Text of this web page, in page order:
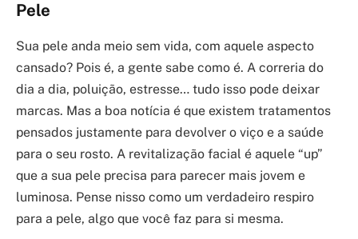
Pele
Sua pele anda meio sem vida, com aquele aspecto
cansado? Pois é, a gente sabe como é. A correria do
dia a dia, poluição, estresse… tudo isso pode deixar
marcas. Mas a boa notícia é que existem tratamentos
pensados justamente para devolver o viço e a saúde
para o seu rosto. A revitalização facial é aquele “up”
que a sua pele precisa para parecer mais jovem e
luminosa. Pense nisso como um verdadeiro respiro
para a pele, algo que você faz para si mesma.